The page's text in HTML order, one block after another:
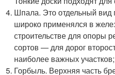
Шпала. Это отдельный вид
широко применялся в
строительстве для опоры
сортов — для дорог
наиболее важных участков;
Горбыль. Верхняя часть